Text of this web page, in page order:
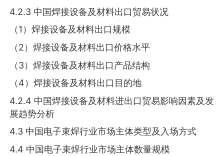
4.2.3 中国焊接设备及材料出口贸易状况
（1）焊接设备及材料出口规模
（2）焊接设备及材料出口价格水平
（3）焊接设备及材料出口产品结构
（4）焊接设备及材料出口目的地
4.2.4 中国焊接设备及材料进出口贸易影响因素及发
展趋势分析
4.3 中国电子束焊行业市场主体类型及入场方式
4.4 中国电子束焊行业市场主体数量规模